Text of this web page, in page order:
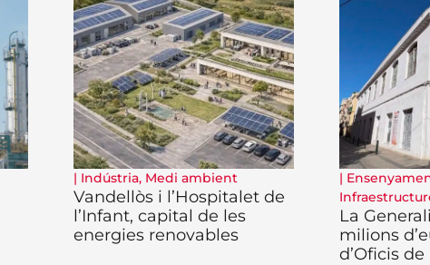
| Indústria, Medi ambient
Vandellòs i l’Hospitalet de
l’Infant, capital de les
energies renovables
|
La
milions
d’Oficis de